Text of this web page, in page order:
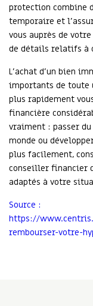
protection combine
temporaire et
vous auprès de
de détails relatifs à
L’achat d’un bien
importants de toute
plus rapidement
financière
vraiment : passer
monde ou
plus facilement,
conseiller financier
adaptés à votre
Source :
https://
rembourser-votre-